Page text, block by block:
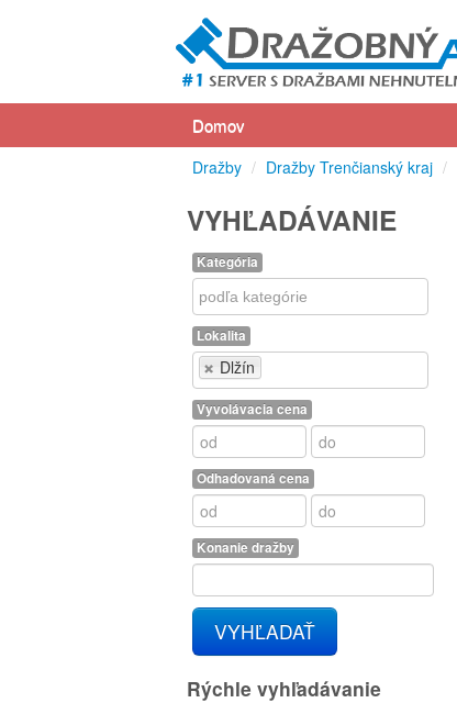
Domov
Dražby / Dražby Trenčianský kraj /
VYHĽADÁVANIE
Kategória
Kategória
Lokalita
Dlžín
Lokalita
Vyvolávacia cena
Odhadovaná cena
Konanie dražby
VYHĽADAŤ
Rýchle vyhľadávanie